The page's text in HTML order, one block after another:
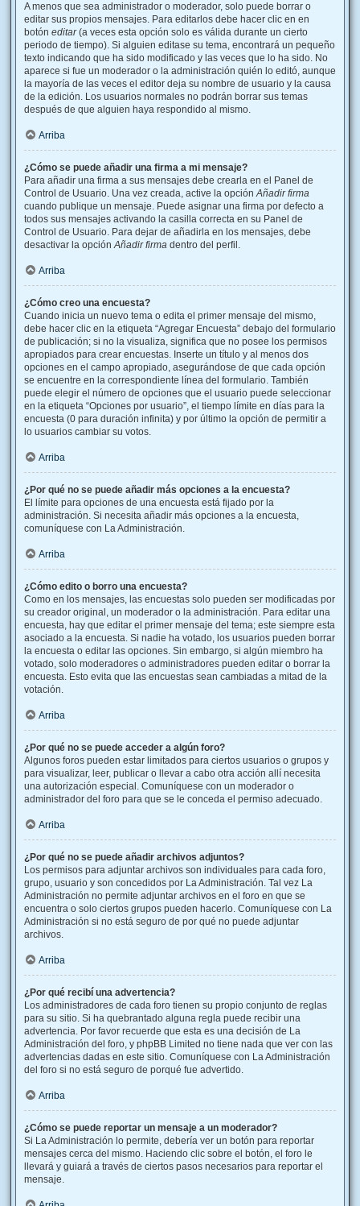
A menos que sea administrador o moderador, solo puede borrar o
editar sus propios mensajes. Para editarlos debe hacer clic en en
botón editar(a veces esta opción solo es válida durante un cierto
periodo de tiempo). Si alguien editase su tema, encontrará un pequeño
texto indicando que ha sido modificado y las veces que lo ha sido. No
aparece si fue un moderador o la administración quién lo editó, aunque
la mayoría de las veces el editor deja su nombre de usuario y la causa
de la edición. Los usuarios normales no podrán borrar sus temas
después de que alguien haya respondido al mismo.
Arriba
¿Cómo se puede añadir una firma a mi mensaje?
Para añadir una firma a sus mensajes debe crearla en el Panel de
Control de Usuario. Una vez creada, active la opciónAñadir firma
cuando publique un mensaje. Puede asignar una firma por defecto a
todos sus mensajes activando la casilla correcta en su Panel de
Control de Usuario. Para dejar de añadirla en los mensajes, debe
desactivar la opciónAñadir firma dentro del perfil.
Arriba
¿Cómo creo una encuesta?
Cuando inicia un nuevo tema o edita el primer mensaje del mismo,
debe hacer clic en la etiqueta “Agregar Encuesta” debajo del formulario
de publicación; si no la visualiza, significa que no posee los permisos
apropiados para crear encuestas. Inserte un título y al menos dos
opciones en el campo apropiado, asegurándose de que cada opción
se encuentre en la correspondiente línea del formulario. También
puede elegir el número de opciones que el usuario puede seleccionar
en la etiqueta “Opciones por usuario”, el tiempo límite en días para la
encuesta (0 para duración infinita) y por último la opción de permitir a
lo usuarios cambiar su votos.
Arriba
¿Por qué no se puede añadir más opciones a la encuesta?
El límite para opciones de una encuesta está fijado por la
administración. Si necesita añadir más opciones a la encuesta,
comuníquese con La Administración.
Arriba
¿Cómo edito o borro una encuesta?
Como en los mensajes, las encuestas solo pueden ser modificadas por
su creador original, un moderador o la administración. Para editar una
encuesta, hay que editar el primer mensaje del tema; este siempre esta
asociado a la encuesta. Si nadie ha votado, los usuarios pueden borrar
la encuesta o editar las opciones. Sin embargo, si algún miembro ha
votado, solo moderadores o administradores pueden editar o borrar la
encuesta. Esto evita que las encuestas sean cambiadas a mitad de la
votación.
Arriba
¿Por qué no se puede acceder a algún foro?
Algunos foros pueden estar limitados para ciertos usuarios o grupos y
para visualizar, leer, publicar o llevar a cabo otra acción allí necesita
una autorización especial. Comuníquese con un moderador o
administrador del foro para que se le conceda el permiso adecuado.
Arriba
¿Por qué no se puede añadir archivos adjuntos?
Los permisos para adjuntar archivos son individuales para cada foro,
grupo, usuario y son concedidos por La Administración. Tal vez La
Administración no permite adjuntar archivos en el foro en que se
encuentra o solo ciertos grupos pueden hacerlo. Comuníquese con La
Administración si no está seguro de por qué no puede adjuntar
archivos.
Arriba
¿Por qué recibí una advertencia?
Los administradores de cada foro tienen su propio conjunto de reglas
para su sitio. Si ha quebrantado alguna regla puede recibir una
advertencia. Por favor recuerde que esta es una decisión de La
Administración del foro, y phpBB Limited no tiene nada que ver con las
advertencias dadas en este sitio. Comuníquese con La Administración
del foro si no está seguro de porqué fue advertido.
Arriba
¿Cómo se puede reportar un mensaje a un moderador?
Si La Administración lo permite, debería ver un botón para reportar
mensajes cerca del mismo. Haciendo clic sobre el botón, el foro le
llevará y guiará a través de ciertos pasos necesarios para reportar el
mensaje.